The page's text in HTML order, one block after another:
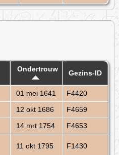
Ondertrouw Gezins-ID
01 mei 1641
F4420
12 okt 1686
F4659
14 mrt 1754 F4653
11 okt 1795 F1430